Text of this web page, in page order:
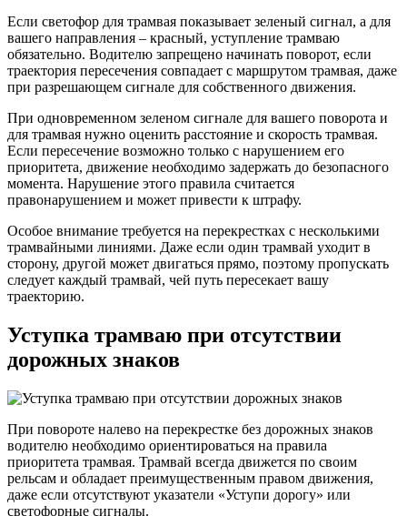
Если светофор для трамвая показывает зеленый сигнал, а для
вашего направления – красный, уступление трамваю
обязательно. Водителю запрещено начинать поворот, если
траектория пересечения совпадает с маршрутом трамвая, даже
при разрешающем сигнале для собственного движения.
При одновременном зеленом сигнале для вашего поворота и
для трамвая нужно оценить расстояние и скорость трамвая.
Если пересечение возможно только с нарушением его
приоритета, движение необходимо задержать до безопасного
момента. Нарушение этого правила считается
правонарушением и может привести к штрафу.
Особое внимание требуется на перекрестках с несколькими
трамвайными линиями. Даже если один трамвай уходит в
сторону, другой может двигаться прямо, поэтому пропускать
следует каждый трамвай, чей путь пересекает вашу
траекторию.
Уступка трамваю при отсутствии
дорожных знаков
При повороте налево на перекрестке без дорожных знаков
водителю необходимо ориентироваться на правила
приоритета трамвая. Трамвай всегда движется по своим
рельсам и обладает преимущественным правом движения,
даже если отсутствуют указатели «Уступи дорогу» или
светофорные сигналы.